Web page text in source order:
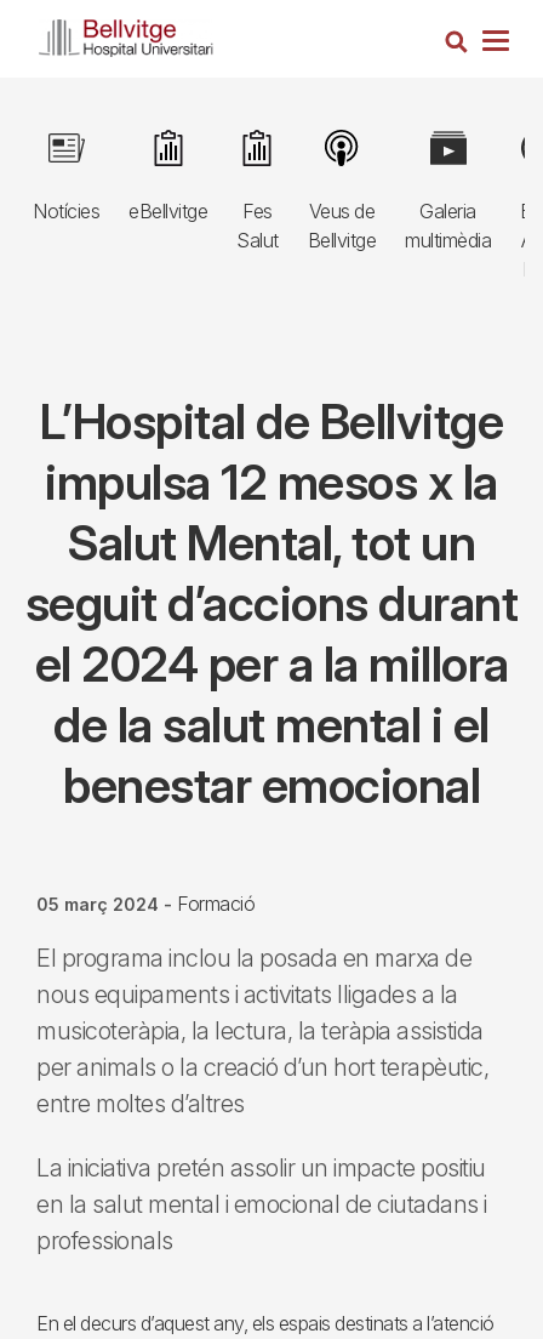
Cerca
Navegació
principal
3r
Notícies
Image
eBellvitge
Image
Fes
Salut
Image
Veus de
Bellvitge
Image
Galeria
multimèdia
Image
L’Hospital de Bellvitge
impulsa 12 mesos x la
Salut Mental, tot un
seguit d’accions durant
el 2024 per a la millora
de la salut mental i el
benestar emocional
05 març 2024 - Formació
El programa inclou la posada en marxa de
nous equipaments i activitats lligades a la
musicoteràpia, la lectura, la teràpia assistida
per animals o la creació d’un hort terapèutic,
entre moltes d’altres
La iniciativa pretén assolir un impacte positiu
en la salut mental i emocional de ciutadans i
professionals
En el decurs d’aquest any, els espais destinats a l’atenció